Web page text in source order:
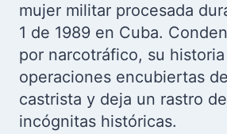
mujer militar procesada
1 de 1989 en Cuba.
por narcotráfico, su
operaciones encubiertas
castrista y deja un rastro
incógnitas históricas.